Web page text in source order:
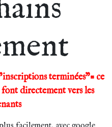
terminées"= ce
directement vers les